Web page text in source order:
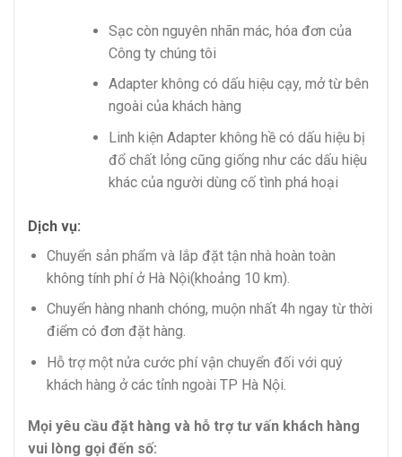
Sạc còn nguyên nhãn mác, hóa đơn của
Công ty chúng tôi
Adapter không có dấu hiệu cạy, mở từ bên
ngoài của khách hàng
Linh kiện Adapter không hề có dấu hiệu bị
đổ chất lỏng cũng giống như các dấu hiệu
khác của người dùng cố tình phá hoại
Dịch vụ:
Chuyển sản phẩm và lắp đặt tận nhà hoàn toàn
không tính phí ở Hà Nội(khoảng 10 km).
Chuyển hàng nhanh chóng, muộn nhất 4h ngay từ thời
điểm có đơn đặt hàng.
Hỗ trợ một nửa cước phí vận chuyển đối với quý
khách hàng ở các tỉnh ngoài TP Hà Nội.
Mọi yêu cầu đặt hàng và hỗ trợ tư vấn khách hàng
vui lòng gọi đến số: